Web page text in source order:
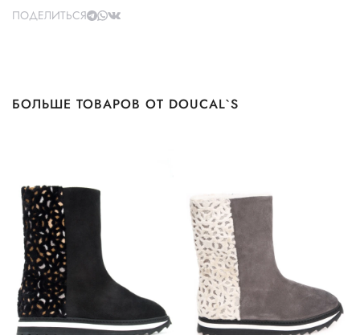
ПОДЕЛИТЬСЯ
БОЛЬШЕ ТОВАРОВ ОТ DOUCAL`S